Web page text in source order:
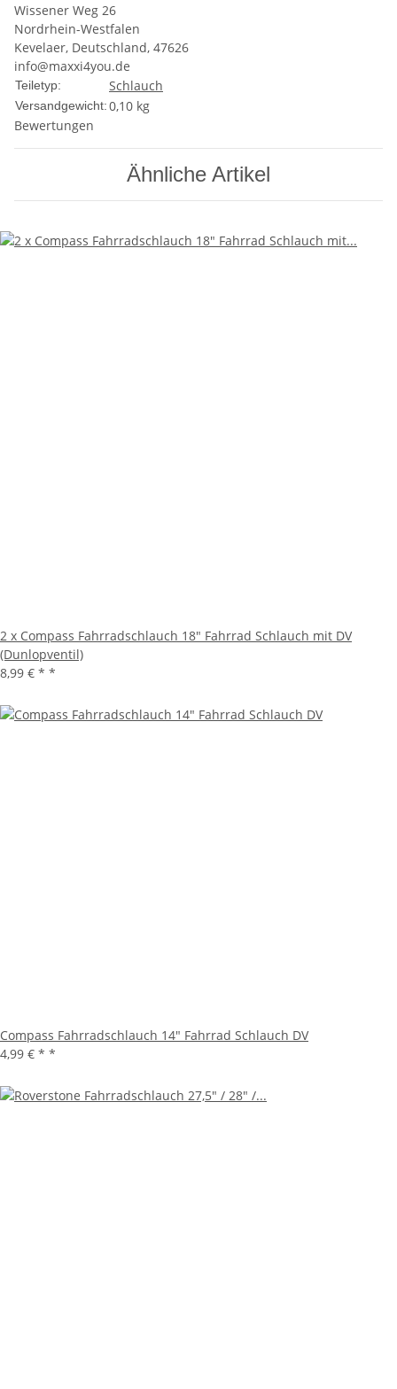
Wissener Weg 26
Nordrhein-Westfalen
Kevelaer, Deutschland, 47626
info@maxxi4you.de
Teiletyp: Schlauch
Versandgewicht:0,10 kg
Bewertungen
Ähnliche Artikel
2 x Compass Fahrradschlauch 18" Fahrrad Schlauch mit DV
(Dunlopventil)
8,99 € * *
Compass Fahrradschlauch 14" Fahrrad Schlauch DV
4,99 € * *